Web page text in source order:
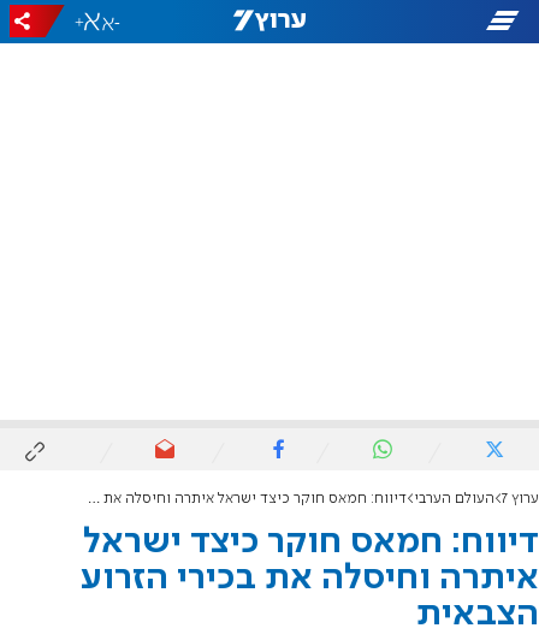
-
+
ערוץ 7 העולם הערבי דיווח: חמאס חוקר כיצד ישראל איתרה וחיסלה את בכירי הזרוע הצבאית
דיווח: חמאס חוקר כיצד ישראל
איתרה וחיסלה את בכירי הזרוע
הצבאית